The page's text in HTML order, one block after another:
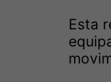
Esta